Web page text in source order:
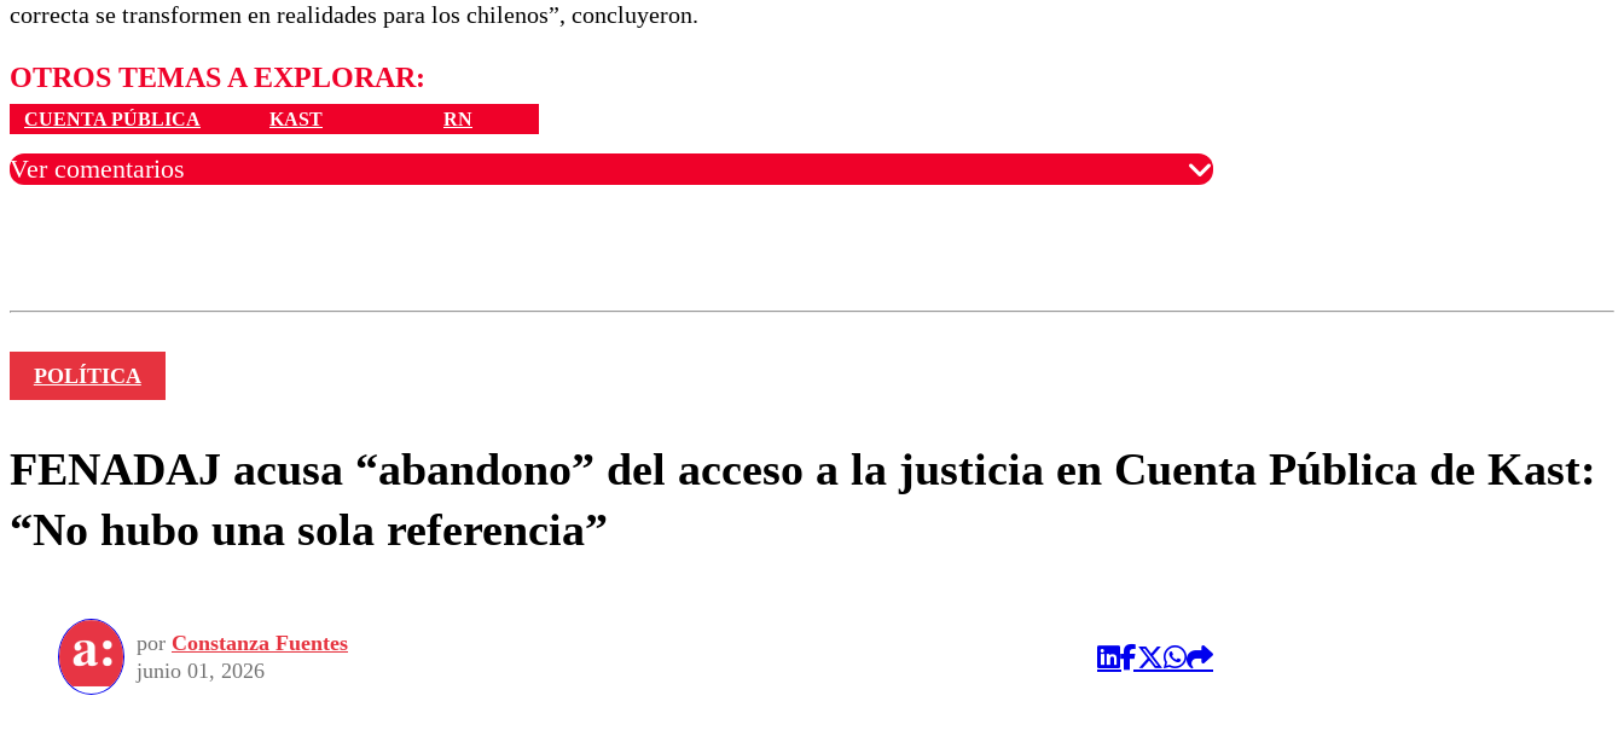
correcta se transformen en realidades para los chilenos”, concluyeron.
OTROS TEMAS A EXPLORAR:
CUENTA PÚBLICA KAST RN
Ver comentarios
POLÍTICA
FENADAJ acusa “abandono” del acceso a la justicia en Cuenta Pública de Kast:
“No hubo una sola referencia”
por Constanza Fuentes
junio 01, 2026